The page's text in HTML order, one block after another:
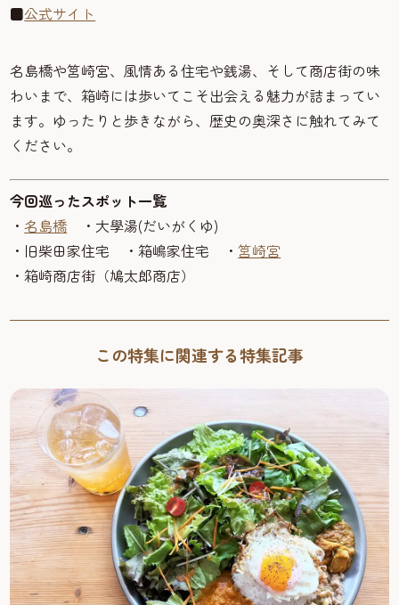
■公式サイト
名島橋や筥崎宮、風情ある住宅や銭湯、そして商店街の味
わいまで、箱崎には歩いてこそ出会える魅力が詰まってい
ます。ゆったりと歩きながら、歴史の奥深さに触れてみて
ください。
今回巡ったスポット一覧
・名島橋 ・大學湯(だいがくゆ)
・旧柴田家住宅 ・箱嶋家住宅 ・筥崎宮
・箱崎商店街（鳩太郎商店）
この特集に関連する特集記事